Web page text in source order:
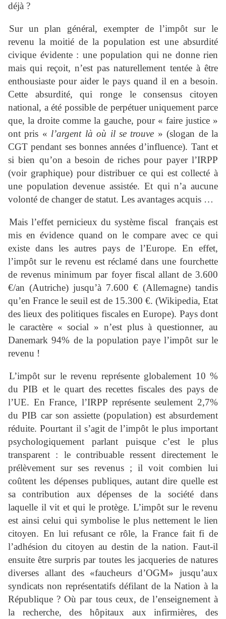
déjà ?
Sur un plan général, exempter de l’impôt sur le
revenu la moitié de la population est une absurdité
civique évidente : une population qui ne donne rien
mais qui reçoit, n’est pas naturellement tentée à être
enthousiaste pour aider le pays quand il en a besoin.
Cette absurdité, qui ronge le consensus citoyen
national, a été possible de perpétuer uniquement parce
que, la droite comme la gauche, pour « faire justice »
ont pris « l’argent là où il se trouve » (slogan de la
CGT pendant ses bonnes années d’influence). Tant et
si bien qu’on a besoin de riches pour payer l’IRPP
(voir graphique) pour distribuer ce qui est collecté à
une population devenue assistée. Et qui n’a aucune
volonté de changer de statut. Les avantages acquis …
Mais l’effet pernicieux du système fiscal français est
mis en évidence quand on le compare avec ce qui
existe dans les autres pays de l’Europe. En effet,
l’impôt sur le revenu est réclamé dans une fourchette
de revenus minimum par foyer fiscal allant de 3.600
€/an (Autriche) jusqu’à 7.600 € (Allemagne) tandis
qu’en France le seuil est de 15.300 €. (Wikipedia, Etat
des lieux des politiques fiscales en Europe). Pays dont
le caractère « social » n’est plus à questionner, au
Danemark 94% de la population paye l’impôt sur le
revenu !
L’impôt sur le revenu représente globalement 10 %
du PIB et le quart des recettes fiscales des pays de
l’UE. En France, l’IRPP représente seulement 2,7%
du PIB car son assiette (population) est absurdement
réduite. Pourtant il s’agit de l’impôt le plus important
psychologiquement parlant puisque c’est le plus
transparent : le contribuable ressent directement le
prélèvement sur ses revenus ; il voit combien lui
coûtent les dépenses publiques, autant dire quelle est
sa contribution aux dépenses de la société dans
laquelle il vit et qui le protège. L’impôt sur le revenu
est ainsi celui qui symbolise le plus nettement le lien
citoyen. En lui refusant ce rôle, la France fait fi de
l’adhésion du citoyen au destin de la nation. Faut-il
ensuite être surpris par toutes les jacqueries de natures
diverses allant des «faucheurs d’OGM» jusqu’aux
syndicats non représentatifs défilant de la Nation à la
République ? Où par tous ceux, de l’enseignement à
la recherche, des hôpitaux aux infirmières, des